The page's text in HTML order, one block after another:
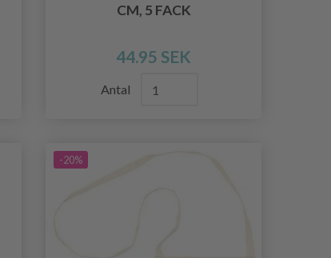
CM, 5 FACK
44.95 SEK
Antal
-20%